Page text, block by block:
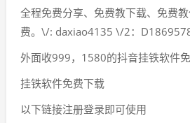
全程免费分享、免费教下载、免费
费。\/: daxiao4135 \/2：
外面收999，1580的抖音挂铁软件
挂铁软件免费下载
以下链接注册登录即可使用